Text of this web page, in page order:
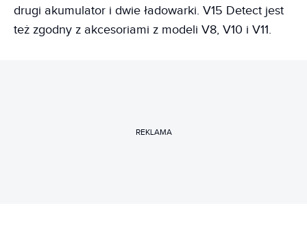
drugi akumulator i dwie ładowarki. V15 Detect jest
też zgodny z akcesoriami z modeli V8, V10 i V11.
REKLAMA